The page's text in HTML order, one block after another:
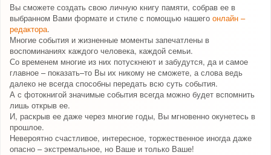
Вы сможете создать свою личную книгу памяти, собрав ее в
выбранном Вами формате и стиле с помощью нашего онлайн –
редактора.
Многие события и жизненные моменты запечатлены в
воспоминаниях каждого человека, каждой семьи.
Со временем многие из них потускнеют и забудутся, да и самое
главное – показать–то Вы их никому не сможете, а слова ведь
далеко не всегда способны передать всю суть события.
А с фотокнигой значимые события всегда можно будет вспомнить
лишь открыв ее.
И, раскрыв ее даже через многие годы, Вы мгновенно окунетесь в
прошлое.
Невероятно счастливое, интересное, торжественное иногда даже
опасно – экстремальное, но Ваше и только Ваше!